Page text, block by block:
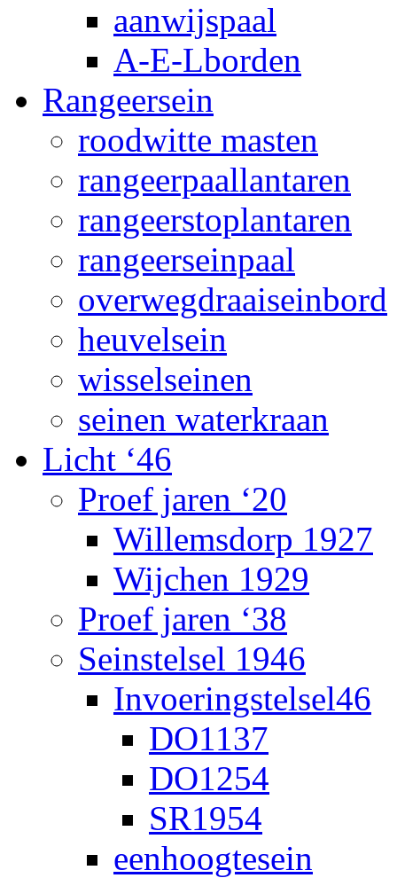
aanwijspaal
A-E-Lborden
Rangeersein
roodwitte masten
rangeerpaallantaren
rangeerstoplantaren
rangeerseinpaal
overwegdraaiseinbord
heuvelsein
wisselseinen
seinen waterkraan
Licht ‘46
Proef jaren ‘20
Willemsdorp 1927
Wijchen 1929
Proef jaren ‘38
Seinstelsel 1946
Invoeringstelsel46
DO1137
DO1254
SR1954
eenhoogtesein